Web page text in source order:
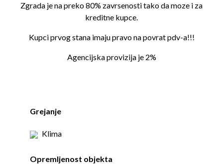
Zgrada je na preko 80% zavrsenosti tako da moze i za
kreditne kupce.
Kupci prvog stana imaju pravo na povrat pdv-a!!!
Agencijska provizija je 2%
Grejanje
Klima
Opremljenost objekta